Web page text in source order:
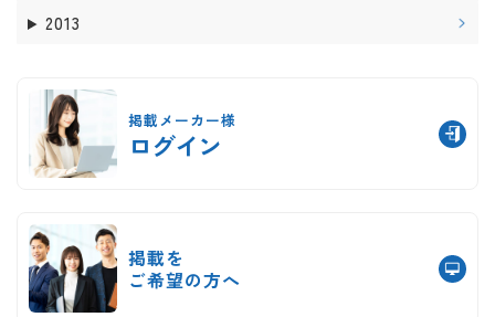
2013
掲載メーカー様
ログイン
掲載を
ご希望の方へ